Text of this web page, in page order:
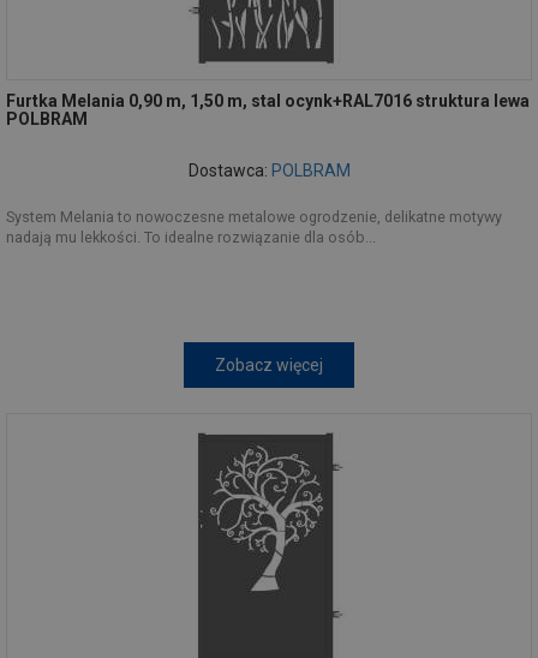
Furtka Melania 0,90 m, 1,50 m, stal ocynk+RAL7016 struktura lewa
POLBRAM
Dostawca: POLBRAM
System Melania to nowoczesne metalowe ogrodzenie, delikatne motywy
nadają mu lekkości. To idealne rozwiązanie dla osób...
Zobacz więcej